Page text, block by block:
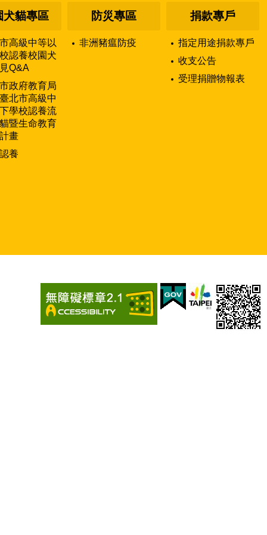
犬貓專區
高級中等以
認養校園犬
Q&A
政府教育局
北市高級中
學校認養流
暨生命教育
畫
養
防災專區
非洲豬瘟防疫
捐款專戶
指定用途捐款專戶
收支公告
受理捐贈物報表